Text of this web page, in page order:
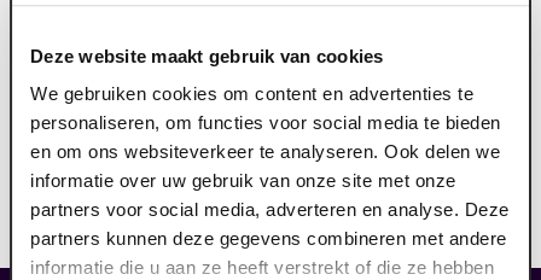
Deze website maakt gebruik van cookies
We gebruiken cookies om content en advertenties te
personaliseren, om functies voor social media te bieden
en om ons websiteverkeer te analyseren. Ook delen we
informatie over uw gebruik van onze site met onze
partners voor social media, adverteren en analyse. Deze
partners kunnen deze gegevens combineren met andere
informatie die u aan ze heeft verstrekt of die ze hebben
met T-stand). Het draagbare ringleidingsysteem dient
ervoor om geluid storingsvrij over te dragen aan jouw
hoortoestel. Hierdoor kun je nog meer genieten van de
voorstelling. Reserveer jouw gratis ringleiding hier, je
ontvangt hiervan een e-ticket. Op vertoon van dit
ticket kun je voorafgaand aan de voorstelling de
ringleiding afhalen bij de theaterkassa.